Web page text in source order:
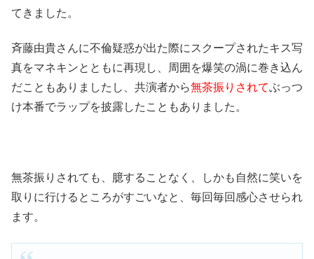
てきました。
斉藤由貴さんに不倫疑惑が出た際にスクープされたキス写
真をマネキンとともに再現し、周囲を爆笑の渦に巻き込ん
だこともありましたし、共演者から無茶振りされてぶっつ
け本番でラップを披露したこともありました。
無茶振りされても、臆することなく、しかも自然に笑いを
取りに行けるところがすごいなと、毎回毎回感心させられ
ます。